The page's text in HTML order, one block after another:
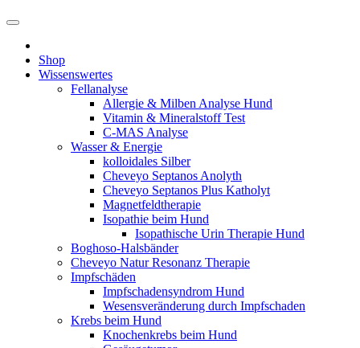
Shop
Wissenswertes
Fellanalyse
Allergie & Milben Analyse Hund
Vitamin & Mineralstoff Test
C-MAS Analyse
Wasser & Energie
kolloidales Silber
Cheveyo Septanos Anolyth
Cheveyo Septanos Plus Katholyt
Magnetfeldtherapie
Isopathie beim Hund
Isopathische Urin Therapie Hund
Boghoso-Halsbänder
Cheveyo Natur Resonanz Therapie
Impfschäden
Impfschadensyndrom Hund
Wesensveränderung durch Impfschaden
Krebs beim Hund
Knochenkrebs beim Hund